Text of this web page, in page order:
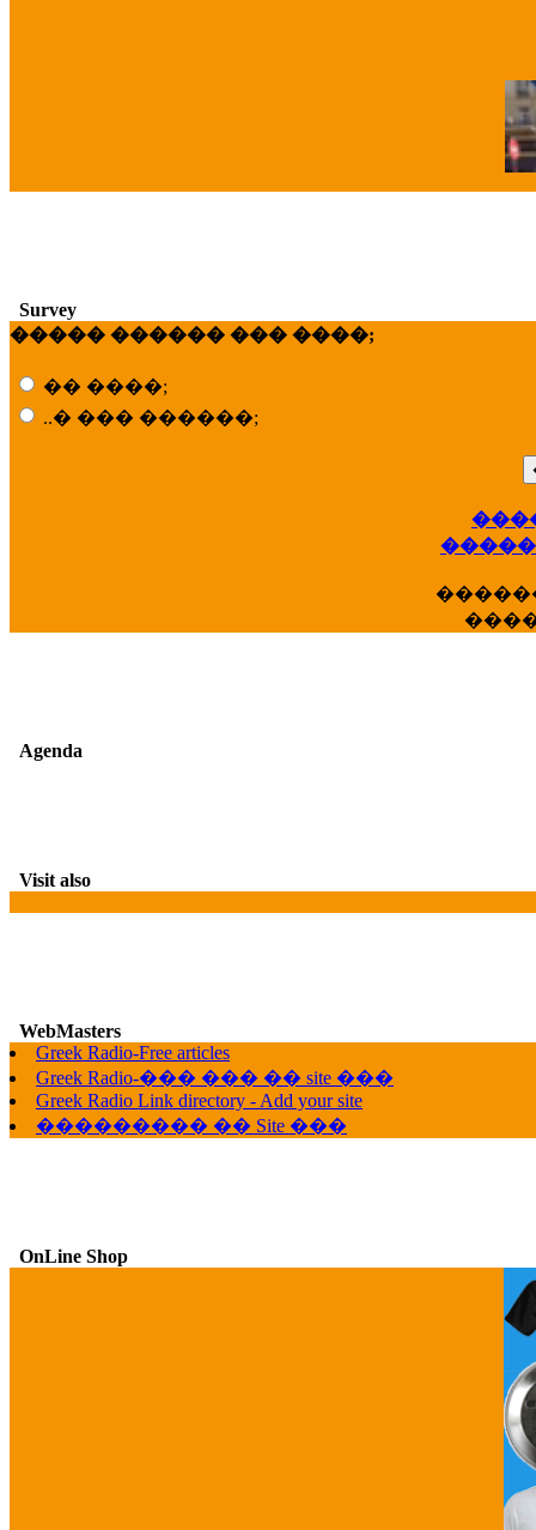
Survey
����� ������ ��� ����;
�� ����;
..� ��� ������;
Agenda
Visit also
WebMasters
Greek Radio-Free articles
Greek Radio-��� ��� �� site ���
Greek Radio Link directory - Add your site
��������� �� Site ���
OnLine Shop